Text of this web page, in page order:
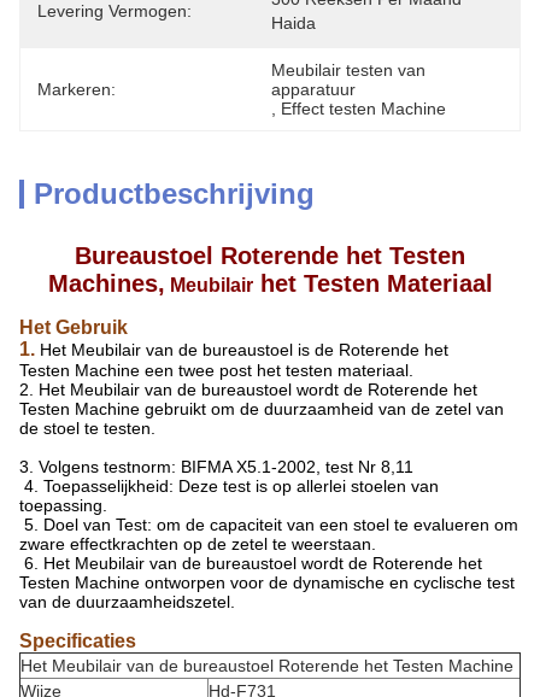
Levering Vermogen:
Haida
Markeren:
Meubilair testen van
apparatuur
Effect testen Machine
Productbeschrijving
Bureaustoel Roterende het Testen
Machines, Meubilair het Testen Materiaal
Het Gebruik
1. Het Meubilair van de bureaustoel is de Roterende het
Testen Machine een twee post het testen materiaal.
2. Het Meubilair van de bureaustoel wordt de Roterende het
Testen Machine gebruikt om de duurzaamheid van de zetel van
de stoel te testen.
3. Volgens testnorm: BIFMA X5.1-2002, test Nr 8,11
4. Toepasselijkheid: Deze test is op allerlei stoelen van
toepassing.
5. Doel van Test: om de capaciteit van een stoel te evalueren om
zware effectkrachten op de zetel te weerstaan.
6. Het Meubilair van de bureaustoel wordt de Roterende het
Testen Machine ontworpen voor de dynamische en cyclische test
van de duurzaamheidszetel.
Specificaties
Het Meubilair van de bureaustoel Roterende het Testen Machine
Wijze
Hd-F731